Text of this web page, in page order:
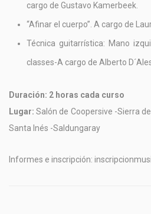
cargo de Gustavo Kamerbeek.
“Afinar el cuerpo”. A cargo de
Técnica guitarrística: Mano
classes-A cargo de Alberto
Duración: 2 horas cada curso
Lugar: Salón de Coopersive -Sierra
Santa Inés -Saldungaray
Informes e inscripción: